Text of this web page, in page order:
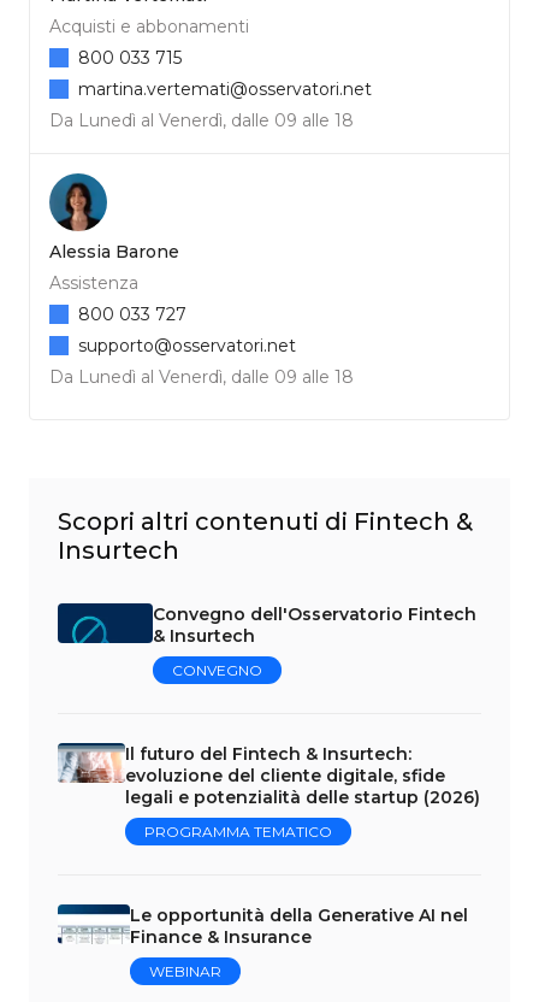
Acquisti e abbonamenti
Da Lunedì al Venerdì, dalle 09 alle 18
800 033 715
martina.vertemati@osservatori.net
Alessia Barone
Assistenza
Da Lunedì al Venerdì, dalle 09 alle 18
800 033 727
supporto@osservatori.net
Scopri altri contenuti di Fintech &
Insurtech
Convegno dell'Osservatorio Fintech
& Insurtech
CONVEGNO
Il futuro del Fintech & Insurtech:
evoluzione del cliente digitale, sfide
legali e potenzialità delle startup (2026)
PROGRAMMA TEMATICO
Le opportunità della Generative AI nel
Finance & Insurance
WEBINAR